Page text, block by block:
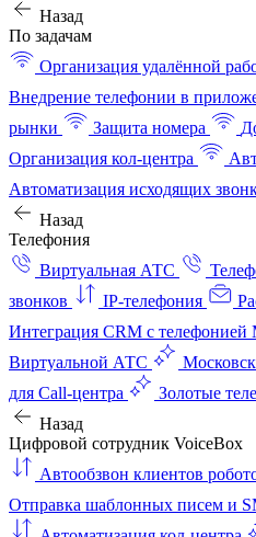
Назад
По задачам
Организация удалённой
Внедрение телефонии в
рынки
Защита номера
Организация кол-центра
Автоматизация исходящих
Назад
Телефония
Виртуальная АТС
звонков
IP-телефония
Интеграция CRM с
Виртуальной АТС
для Call-центра
Золотые
Назад
Цифровой сотрудник VoiceBox
Автообзвон клиентов
Отправка шаблонных писем и